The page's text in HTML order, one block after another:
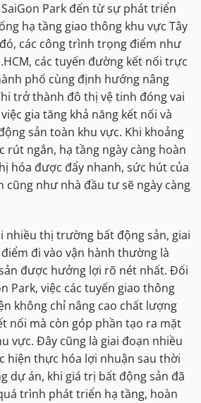
Park đến từ sự phát triển
hạ tầng giao thông khu vực Tây
đó, các công trình trọng điểm như
các tuyến đường kết nối trực
phố cùng định hướng nâng
trở thành đô thị vệ tinh đóng vai
gia tăng khả năng kết nối và
sản toàn khu vực. Khi khoảng
rút ngắn, hạ tầng ngày càng hoàn
hóa được đẩy nhanh, sức hút của
cũng như nhà đầu tư sẽ ngày càng
nhiều thị trường bất động sản, giai
đi vào vận hành thường là
được hưởng lợi rõ nét nhất. Đối
Park, việc các tuyến giao thông
không chỉ nâng cao chất lượng
nối mà còn góp phần tạo ra mặt
vực. Đây cũng là giai đoạn nhiều
hiện thực hóa lợi nhuận sau thời
dự án, khi giá trị bất động sản đã
trình phát triển hạ tầng, hoàn